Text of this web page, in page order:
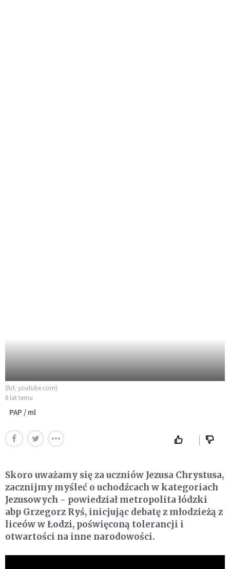
(fot. youtube.com)
8 lat temu
PAP / ml
Skoro uważamy się za uczniów Jezusa Chrystusa,
zacznijmy myśleć o uchodźcach w kategoriach
Jezusowych - powiedział metropolita łódzki
abp Grzegorz Ryś, inicjując debatę z młodzieżą z
liceów w Łodzi, poświęconą tolerancji i
otwartości na inne narodowości.